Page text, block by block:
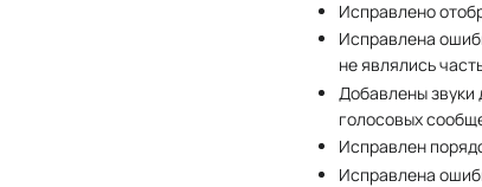
Исправлено
Исправлена
не являлись
Добавлены
голосовых
Исправлен
Исправлена